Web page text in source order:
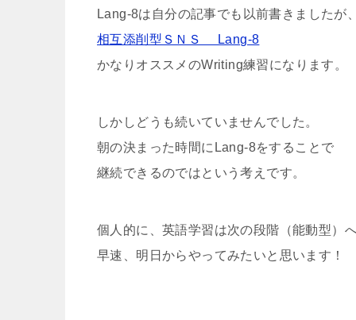
Lang-8は自分の記事でも以前書きましたが、
相互添削型ＳＮＳ Lang-8
かなりオススメのWriting練習になります。
しかしどうも続いていませんでした。
朝の決まった時間にLang-8をすることで
継続できるのではという考えです。
個人的に、英語学習は次の段階（能動型）
早速、明日からやってみたいと思います！